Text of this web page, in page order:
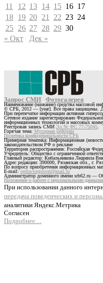
11
12 13 14 15 16 17
18 19 20 21 22 23 24
25 26 27 28 29 30
« Окт
Дек »
Запрос СМИ Фотогалерея
Наименование (название) средства массовой
© СРБ, 2012 — [year]. Все права защищены.
При перепечатке информации активная
Сетевое издание зарегистрировано
информационных технологий и массовых
Реестровая запись СМИ Эл № ФС 77-75045
Горячая тема: Мусорная реформа
Политика конфиденциальности СРБ
Примерная тематика: Информационная
законодательством РФ о рекламе
Территория распространения: Российская
Учредитель: Общество с ограниченной
Главный редактор: Кибальникова Людмила
Адрес редакции: 390000, Рязанская обл., г.
По вопросу приобретения информационных
E-mail:opora-torgsovet@mail.ru
Администратор доменного имени srb62.ru —
Положение о работе с персональными
При использовании данного
передача поведенческих и
аналитики Яндекс.Метрика
Согласен
Подробнее…